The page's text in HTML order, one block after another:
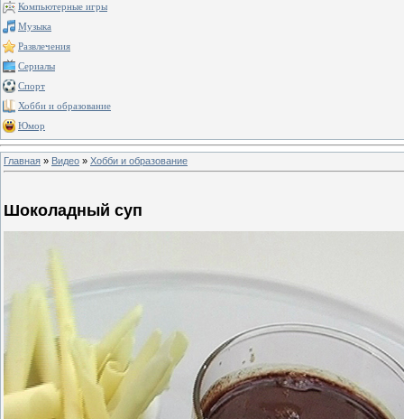
Компьютерные игры
Музыка
Развлечения
Сериалы
Спорт
Хобби и образование
Юмор
Главная » Видео » Хобби и образование
Шоколадный суп